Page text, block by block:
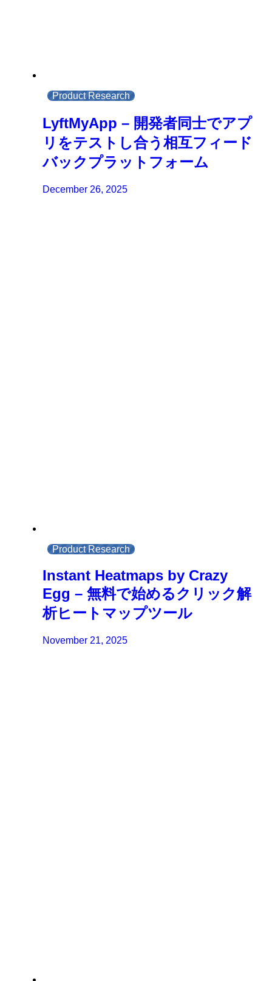
Product Research
LyftMyApp – 開発者同士でアプ
リをテストし合う相互フィード
バックプラットフォーム
December 26, 2025
Product Research
Instant Heatmaps by Crazy
Egg – 無料で始めるクリック解
析ヒートマップツール
November 21, 2025